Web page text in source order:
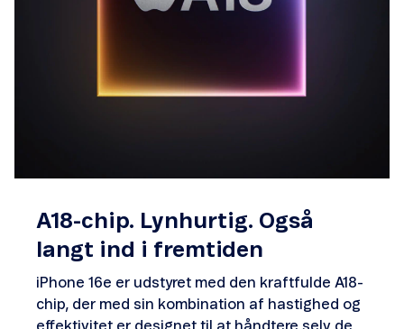
A18-chip. Lynhurtig. Også
langt ind i fremtiden
iPhone 16e er udstyret med den kraftfulde A18-
chip, der med sin kombination af hastighed og